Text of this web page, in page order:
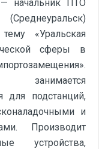
— начальник ПТО
«Уральская
сферы в
для подстанций,
и
Производит
устройства,